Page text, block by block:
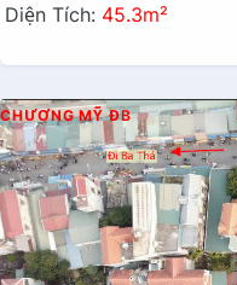
Diện Tích: 45.3m²
CHƯƠNG MỸ ĐB